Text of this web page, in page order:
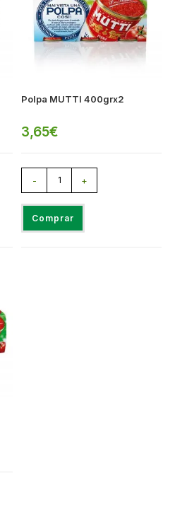
Polpa MUTTI 400grx2
3,65€
- +
Comprar